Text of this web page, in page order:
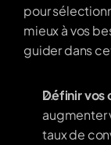
pour
mieux à vos
guider dans
Définir vos
augmenter
taux de